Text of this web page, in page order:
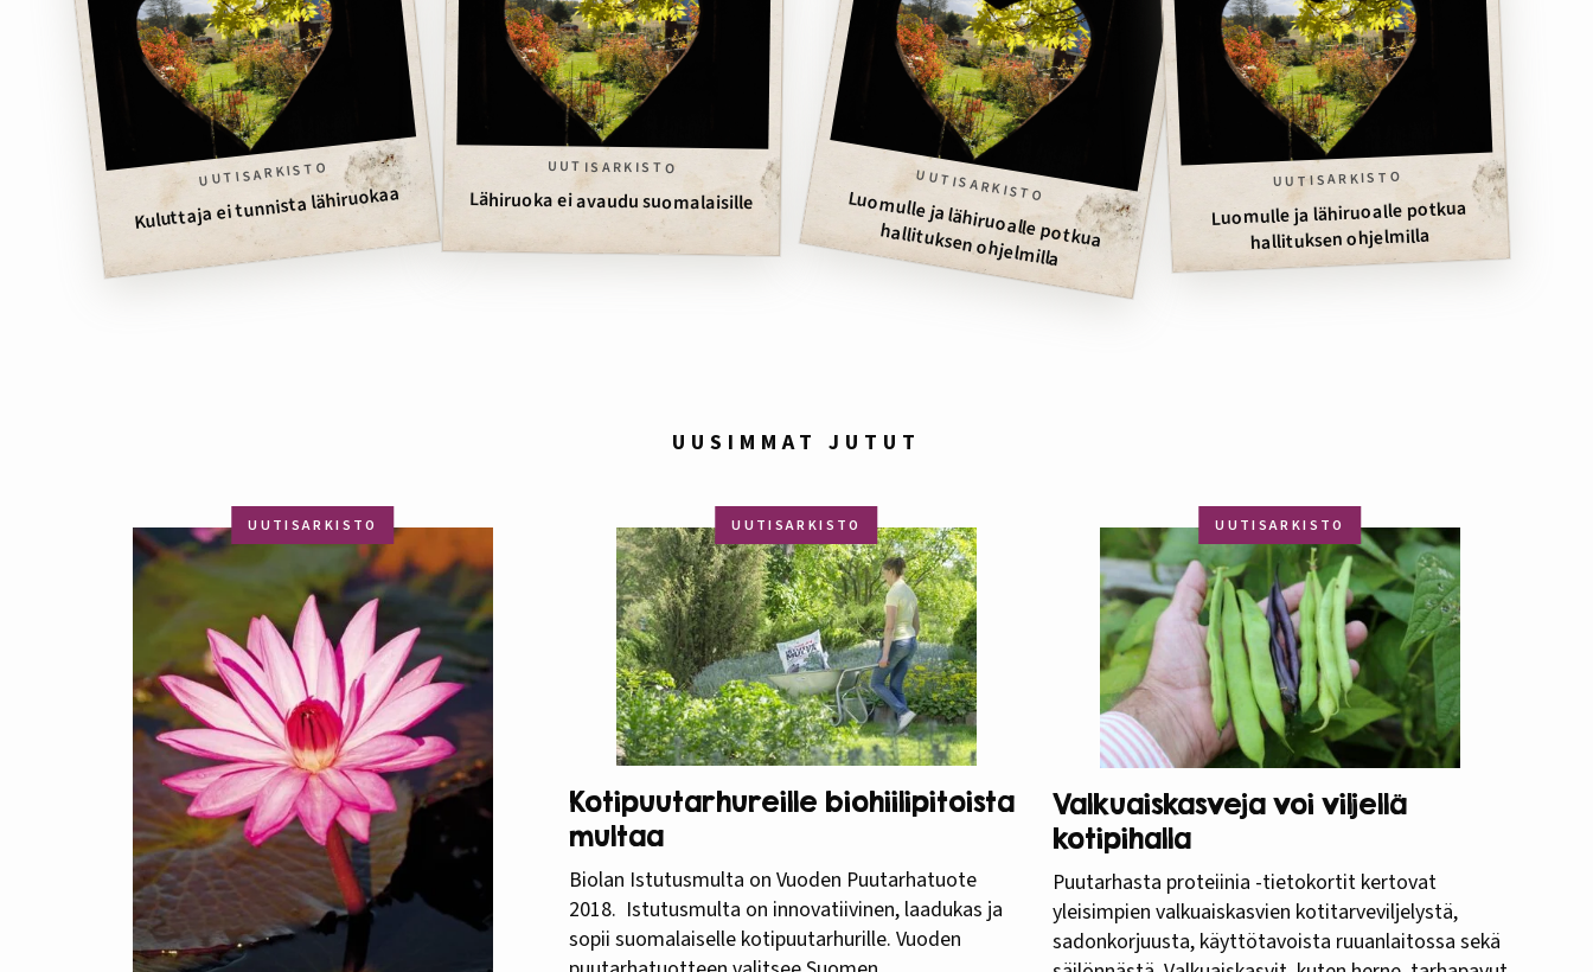
UUTISARKISTO
Kuluttaja ei tunnista lähiruokaa
UUTISARKISTO
Lähiruoka ei avaudu suomalaisille UUTISARKISTO
Luom
ulle ja lähiruoalle potkua
hallituksen ohjelm
illa
UUTISARKISTO
Luomulle ja lähiruoalle potkua
hallituksen ohjelmilla
UUSIMMAT JUTUT
UUTISARKISTO UUTISARKISTO
Kotipuutarhureille biohiilipitoista
multaa
Biolan Istutusmulta on Vuoden Puutarhatuote
2018. Istutusmulta on innovatiivinen, laadukas ja
sopii suomalaiselle kotipuutarhurille. Vuoden
UUTISARKISTO
Valkuaiskasveja voi viljellä
kotipihalla
Puutarhasta proteiinia -tietokortit kertovat
yleisimpien valkuaiskasvien kotitarveviljelystä,
sadonkorjuusta, käyttötavoista ruuanlaitossa sekä